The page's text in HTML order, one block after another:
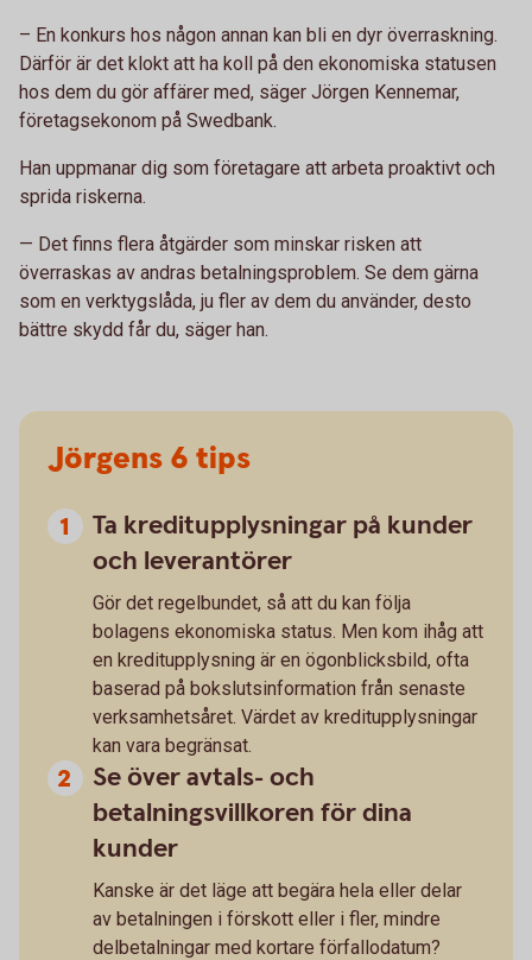
– En konkurs hos någon annan kan bli en dyr överraskning.
Därför är det klokt att ha koll på den ekonomiska statusen
hos dem du gör affärer med, säger Jörgen Kennemar,
företagsekonom på Swedbank.
Han uppmanar dig som företagare att arbeta proaktivt och
sprida riskerna.
— Det finns flera åtgärder som minskar risken att
överraskas av andras betalningsproblem. Se dem gärna
som en verktygslåda, ju fler av dem du använder, desto
bättre skydd får du, säger han.
Jörgens 6 tips
Ta kreditupplysningar på kunder
och leverantörer
Gör det regelbundet, så att du kan följa
bolagens ekonomiska status. Men kom ihåg att
en kreditupplysning är en ögonblicksbild, ofta
baserad på bokslutsinformation från senaste
verksamhetsåret. Värdet av kreditupplysningar
kan vara begränsat.
Se över avtals- och
betalningsvillkoren för dina
kunder
Kanske är det läge att begära hela eller delar
av betalningen i förskott eller i fler, mindre
delbetalningar med kortare förfallodatum?